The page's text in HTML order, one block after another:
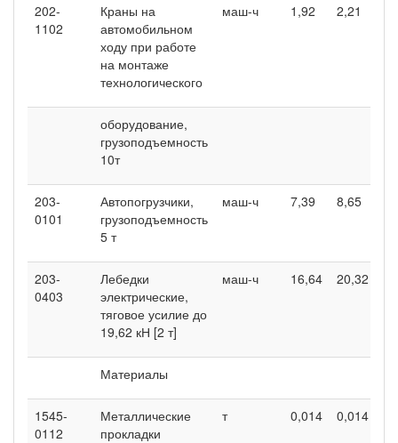
202-
1102
Краны на
автомобильном
ходу при работе
на монтаже
технологического
маш-ч 1,92 2,21
оборудование,
грузоподъемность
10т
203-
0101
Автопогрузчики,
грузоподъемность
5 т
маш-ч 7,39 8,65
203-
0403
Лебедки
электрические,
тяговое усилие до
19,62 кН [2 т]
маш-ч 16,64 20,32
Материалы
1545-
0112
Металлические
прокладки
т 0,014 0,014